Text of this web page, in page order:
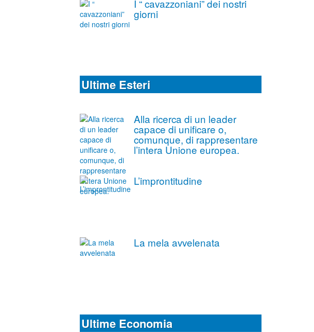
I “ cavazzoniani” dei nostri
giorni
Ultime Esteri
Alla ricerca di un leader
capace di unificare o,
comunque, di rappresentare
l’intera Unione europea.
L’improntitudine
La mela avvelenata
Ultime Economia